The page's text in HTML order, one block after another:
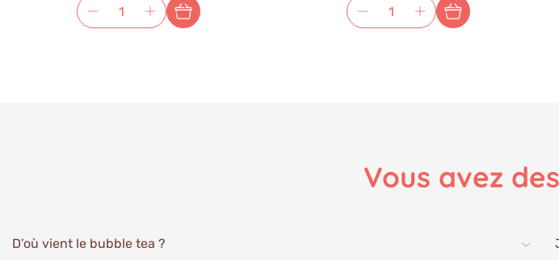
Vous avez
D’où vient le bubble tea ?